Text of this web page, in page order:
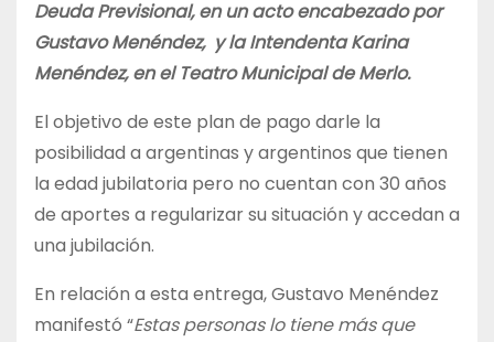
Deuda Previsional, en un acto encabezado por
Gustavo Menéndez, y la Intendenta Karina
Menéndez, en el Teatro Municipal de Merlo.
El objetivo de este plan de pago darle la
posibilidad a argentinas y argentinos que tienen
la edad jubilatoria pero no cuentan con 30 años
de aportes a regularizar su situación y accedan a
una jubilación.
En relación a esta entrega, Gustavo Menéndez
manifestó “Estas personas lo tiene más que